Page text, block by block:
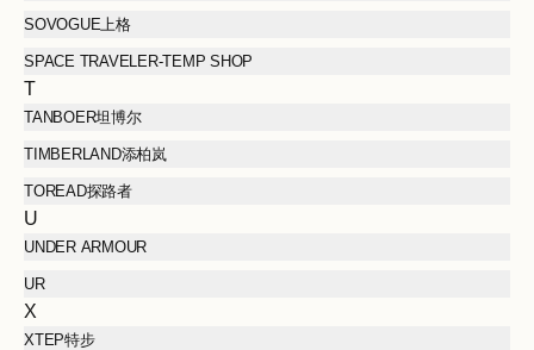
SOVOGUE上格
SPACE TRAVELER-TEMP SHOP
T
TANBOER坦博尔
TIMBERLAND添柏岚
TOREAD探路者
U
UNDER ARMOUR
UR
X
XTEP特步